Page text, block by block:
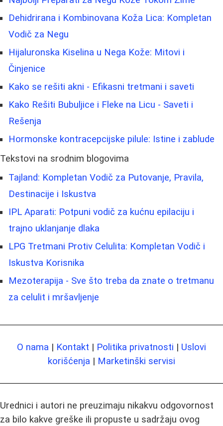
Dehidrirana i Kombinovana Koža Lica: Kompletan
Vodič za Negu
Hijaluronska Kiselina u Nega Kože: Mitovi i
Činjenice
Kako se rešiti akni - Efikasni tretmani i saveti
Kako Rešiti Bubuljice i Fleke na Licu - Saveti i
Rešenja
Hormonske kontracepcijske pilule: Istine i zablude
Tekstovi na srodnim blogovima
Tajland: Kompletan Vodič za Putovanje, Pravila,
Destinacije i Iskustva
IPL Aparati: Potpuni vodič za kućnu epilaciju i
trajno uklanjanje dlaka
LPG Tretmani Protiv Celulita: Kompletan Vodič i
Iskustva Korisnika
Mezoterapija - Sve što treba da znate o tretmanu
za celulit i mršavljenje
O nama | Kontakt | Politika privatnosti | Uslovi
korišćenja | Marketinški servisi
Urednici i autori ne preuzimaju nikakvu odgovornost
za bilo kakve greške ili propuste u sadržaju ovog